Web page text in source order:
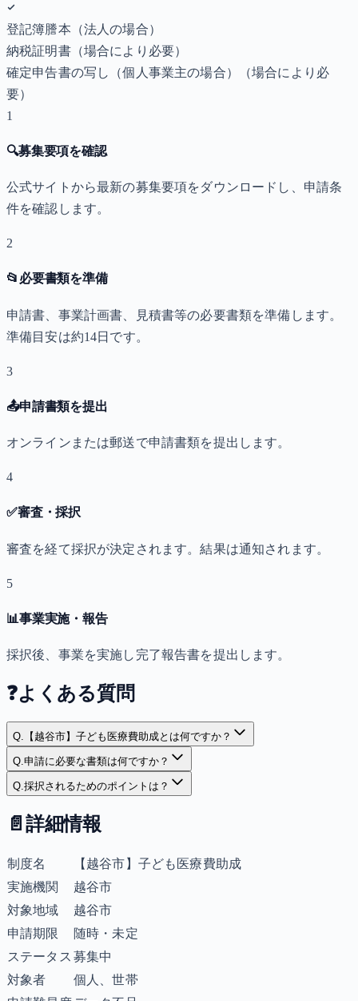
登記簿謄本（法人の場合）
納税証明書（場合により必要）
確定申告書の写し（個人事業主の場合）
（場合により必
要）
1
🔍募集要項を確認
公式サイトから最新の募集要項をダウンロードし、申請条
件を確認します。
2
📂 必要書類を準備
申請書、事業計画書、見積書等の必要書類を準備します。
準備目安は約14日です。
3
📤申請書類を提出
オンラインまたは郵送で申請書類を提出します。
4
✅審査・採択
審査を経て採択が決定されます。結果は通知されます。
5
📊事業実施・報告
採択後、事業を実施し完了報告書を提出します。
❓よくある質問
Q. 【越谷市】子ども医療費助成とは何ですか？
Q.申請に必要な書類は何ですか？
Q.採択されるためのポイントは？
📄 詳細情報
制度名
【越谷市】子ども医療費助成
実施機関
越谷市
対象地域
越谷市
申請期限
随時・未定
ステータス 募集中
対象者
個人、世帯